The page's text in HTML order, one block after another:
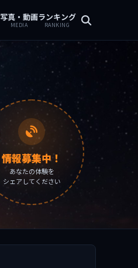
写真・動画
MEDIA
ランキング
RANKING
情報募集中！
あなたの体験を
シェアしてください